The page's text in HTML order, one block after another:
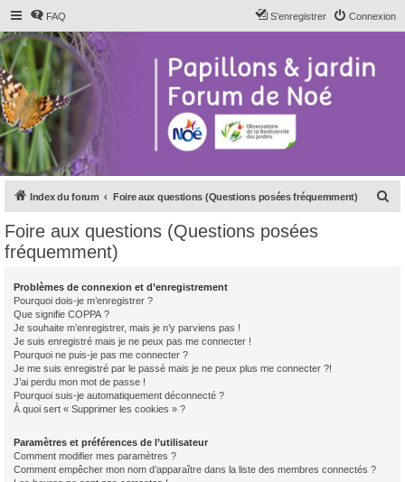
FAQ Connexion
S’enregistrer
Index du forum Foire aux questions (Questions posées fréquemment)
Foire aux questions (Questions posées
fréquemment)
Problèmes de connexion et d’enregistrement
Pourquoi dois-je m’enregistrer ?
Que signifie COPPA ?
Je souhaite m’enregistrer, mais je n’y parviens pas !
Je suis enregistré mais je ne peux pas me connecter !
Pourquoi ne puis-je pas me connecter ?
Je me suis enregistré par le passé mais je ne peux plus me connecter ?!
J’ai perdu mon mot de passe !
Pourquoi suis-je automatiquement déconnecté ?
À quoi sert « Supprimer les cookies » ?
Paramètres et préférences de l’utilisateur
Comment modifier mes paramètres ?
Comment empêcher mon nom d’apparaître dans la liste des membres connectés ?